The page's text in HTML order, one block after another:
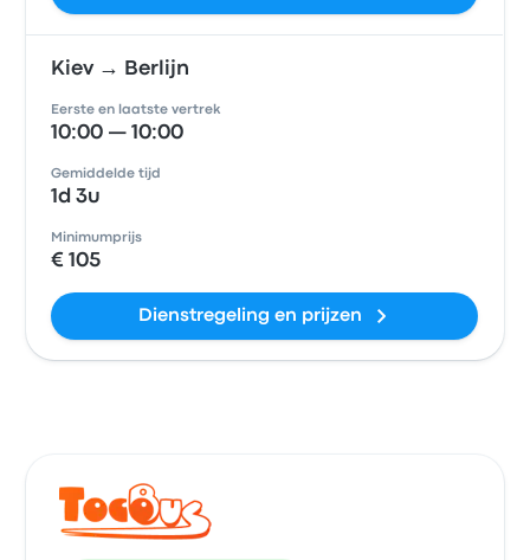
Kiev → Berlijn
Eerste en laatste vertrek
10:00 — 10:00
Gemiddelde tijd
1d 3u
Minimumprijs
€ 105
Dienstregeling en prijzen